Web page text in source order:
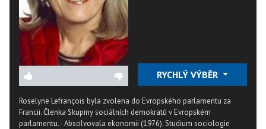
RYCHLÝ VÝBĚR
Roselyne Lefrançois byla zvolena do Evropského parlamentu za
Francii. Členka Skupiny sociálních demokratů v Evropském
parlamentu. - Absolvovala ekonomii (1976). Studium sociologie